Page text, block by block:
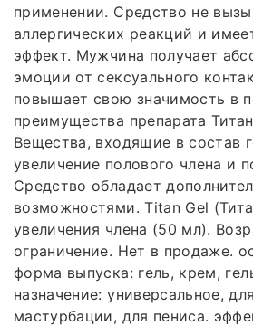
применении. Средство не
аллергических реакций и
эффект. Мужчина получает
эмоции от сексуального
повышает свою значимость в
преимущества препарата
Вещества, входящие в состав
увеличение полового члена и
Средство обладает
возможностями. Titan Gel
увеличения члена (50 мл).
ограничение. Нет в продаже.
форма выпуска: гель, крем,
назначение: универсальное,
мастурбации, для пениса.